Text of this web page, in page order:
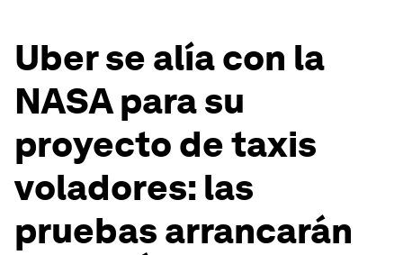
Uber se alía con la
NASA para su
proyecto de taxis
voladores: las
pruebas arrancarán